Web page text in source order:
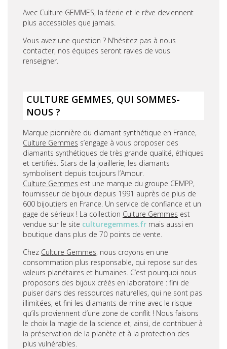
Avec Culture GEMMES, la féerie et le rêve deviennent
plus accessibles que jamais.
Vous avez une question ? N’hésitez pas à nous
contacter, nos équipes seront ravies de vous
renseigner.
CULTURE GEMMES, QUI SOMMES-
NOUS ?
Marque pionnière du diamant synthétique en France,
Culture Gemmes s’engage à vous proposer des
diamants synthétiques de très grande qualité, éthiques
et certifiés. Stars de la joaillerie, les diamants
symbolisent depuis toujours l’Amour.
Culture Gemmes est une marque du groupe CEMPP,
fournisseur de bijoux depuis 1991 auprès de plus de
600 bijoutiers en France. Un service de confiance et un
gage de sérieux ! La collection Culture Gemmes est
vendue sur le site culturegemmes.fr mais aussi en
boutique dans plus de 70 points de vente.
Chez Culture Gemmes, nous croyons en une
consommation plus responsable, qui repose sur des
valeurs planétaires et humaines. C’est pourquoi nous
proposons des bijoux créés en laboratoire : fini de
puiser dans des ressources naturelles, qui ne sont pas
illimitées, et fini les diamants de mine avec le risque
qu’ils proviennent d’une zone de conflit ! Nous faisons
le choix la magie de la science et, ainsi, de contribuer à
la préservation de la planète et à la protection des
plus vulnérables.